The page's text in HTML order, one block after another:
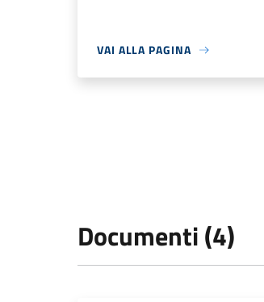
VAI ALLA PAGINA
Documenti (4)